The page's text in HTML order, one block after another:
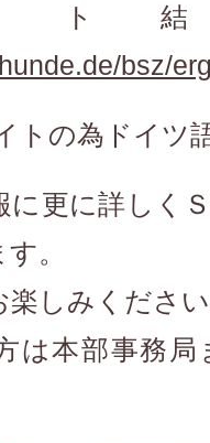
スト
bsz/
トの為ドイツ
に更に詳しく
。
楽しみくださ
は本部事務